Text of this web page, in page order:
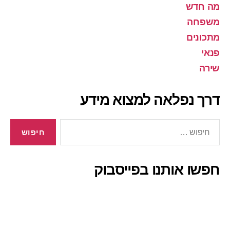
מה חדש
משפחה
מתכונים
פנאי
שירה
דרך נפלאה למצוא מידע
חפשו אותנו בפייסבוק